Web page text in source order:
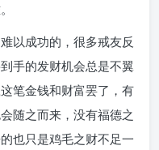
以成功的，很多戒友反
手的发财机会总是不翼
笔金钱和财富罢了，有
随之而来，没有福德之
也只是鸡毛之财不足一